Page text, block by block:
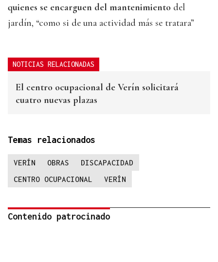
quienes se encarguen del mantenimiento del
jardín, “como si de una actividad más se tratara”
NOTICIAS RELACIONADAS
El centro ocupacional de Verín solicitará
cuatro nuevas plazas
Temas relacionados
VERÍN OBRAS
DISCAPACIDAD
CENTRO OCUPACIONAL
VERÍN
Contenido patrocinado